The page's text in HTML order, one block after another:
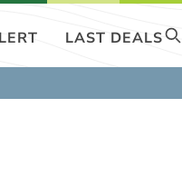
LAST DEALS